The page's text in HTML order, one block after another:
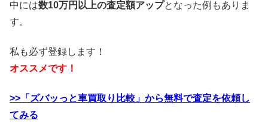
中には数10万円以上の査定額アップとなった例もありま
す。
私も必ず登録します！
オススメです！
>>「ズバッっと車買取り比較」から無料で査定を依頼し
てみる